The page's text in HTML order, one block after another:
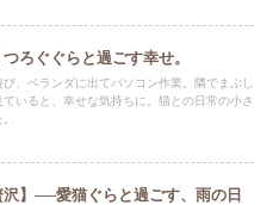
つろぐぐらと過ごす幸せ。
、ベランダに出てパソコン作業。隣でまぶし
いると、幸せな気持ちに。猫との日常の小さ
沢】──愛猫ぐらと過ごす、雨の日